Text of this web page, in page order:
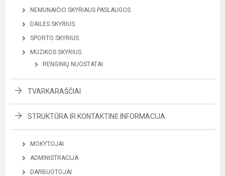
NEMUNAIČIO SKYRIAUS PASLAUGOS
DAILĖS SKYRIUS
SPORTO SKYRIUS
MUZIKOS SKYRIUS
RENGINIŲ NUOSTATAI
TVARKARAŠČIAI
STRUKTŪRA IR KONTAKTINĖ INFORMACIJA
MOKYTOJAI
ADMINISTRACIJA
DARBUOTOJAI